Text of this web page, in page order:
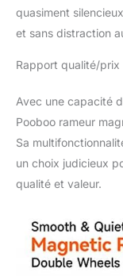
quasiment
et sans distraction
Rapport qualité/prix
Avec une capacité
Pooboo rameur
Sa
un choix judicieux
qualité et valeur.